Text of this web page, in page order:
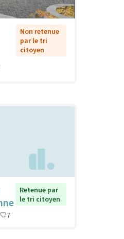
Non retenue
par le tri
citoyen
Retenue par
le tri citoyen
7